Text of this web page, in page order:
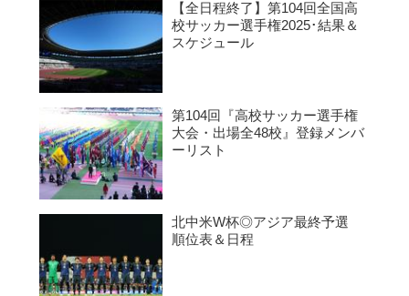
【全日程終了】第104回全国高
校サッカー選手権2025･結果＆
スケジュール
第104回『高校サッカー選手権
大会・出場全48校』登録メンバ
ーリスト
北中米W杯◎アジア最終予選
順位表＆日程